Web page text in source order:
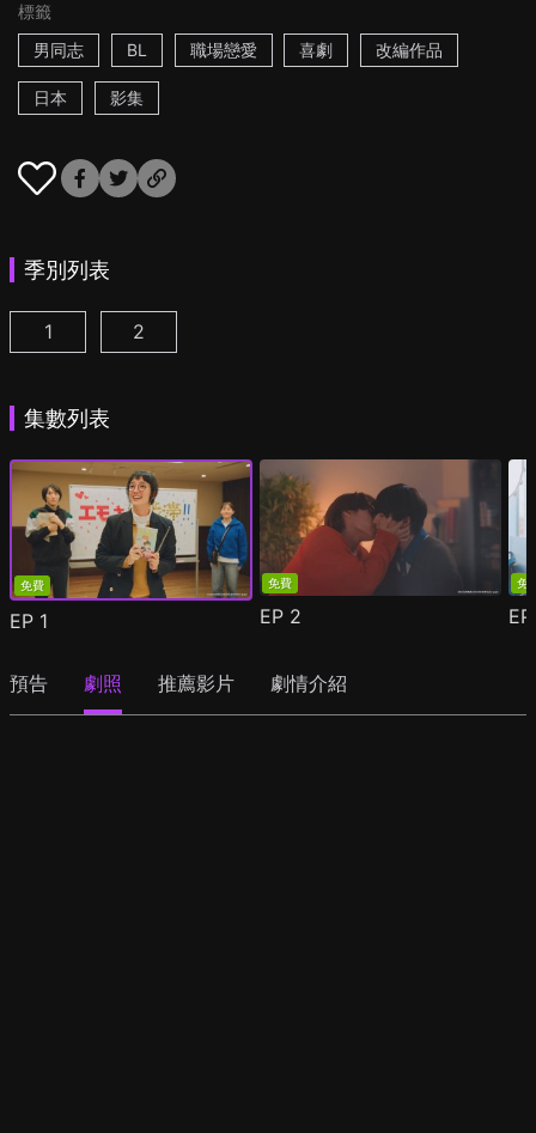
標籤
男同志
BL 職場戀愛 喜劇 改編作品
日本 影集
季別列表
我成為BL劇的主角了 第1集
1 我成為BL劇的主角了 第2季 第1集
2
集數列表
免費
EP 1
免費
EP 2
免
預告 劇照 推薦影片 劇情介紹